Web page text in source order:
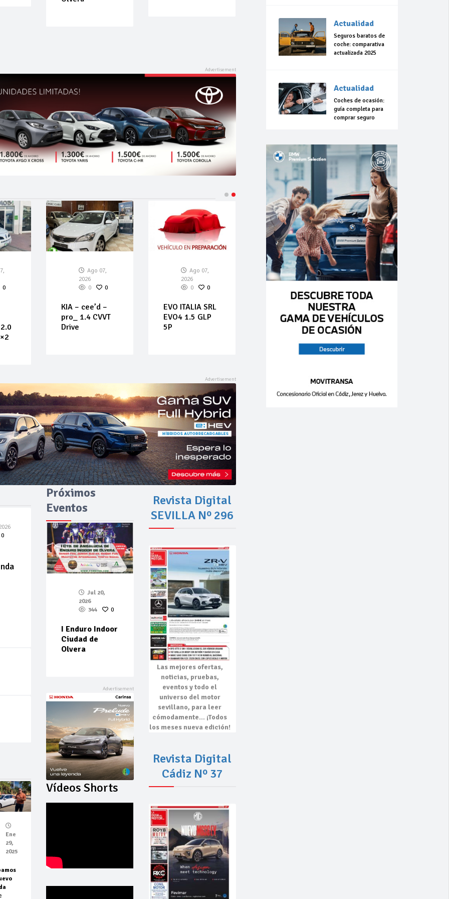
0
Ago 07,
2026
0
0
KIA – cee’d –
pro_ 1.4 CVVT
Drive
Ago 07,
2026
0
0
EVO ITALIA SRL
EVO4 1.5 GLP
5P
0
Ene
29,
2025
Próximos
Eventos
Jul 20,
2026
344
0
I Enduro Indoor
Ciudad de
Olvera
Vídeos Shorts
Revista Digital
SEVILLA Nº 296
Las mejores ofertas,
noticias, pruebas,
eventosy todo el
universo del motor
sevillano, para leer
cómodamente… ¡Todos
los meses nueva edición!
Revista Digital
Cádiz Nº 37
Actualidad
Seguros baratos de
coche: comparativa
actualizada 2025
Actualidad
Coches de ocasión:
guía completa para
comprar seguro